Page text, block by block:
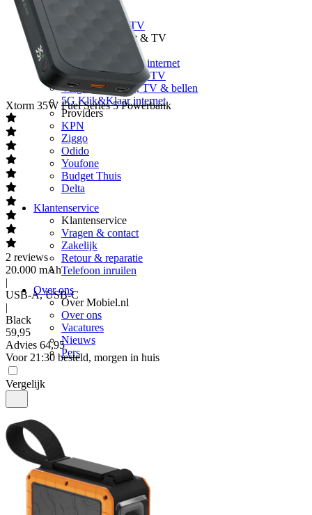
Internet & TV
Alle internet & TV
Vergelijk Internet & TV
Vergelijk glasvezel internet
Vergelijk internet & TV
Vergelijk internet, TV & bellen
5G Klik&Klaar internet
Providers
KPN
Ziggo
Odido
Youfone
Budget Thuis
Delta
Klantenservice
Klantenservice
Vragen & contact
Zakelijk
Retour & reparatie
Telefoon inruilen
Over ons
Over Mobiel.nl
Over ons
Vacatures
Nieuws
Pers
Xtorm 35W Fuel Series 5 Powerbank
2 reviews
20.000 mAh
|
USB-A, USB-C
|
Black
59,95
Advies 64,95
Voor 21:30 besteld, morgen in huis
Vergelijk